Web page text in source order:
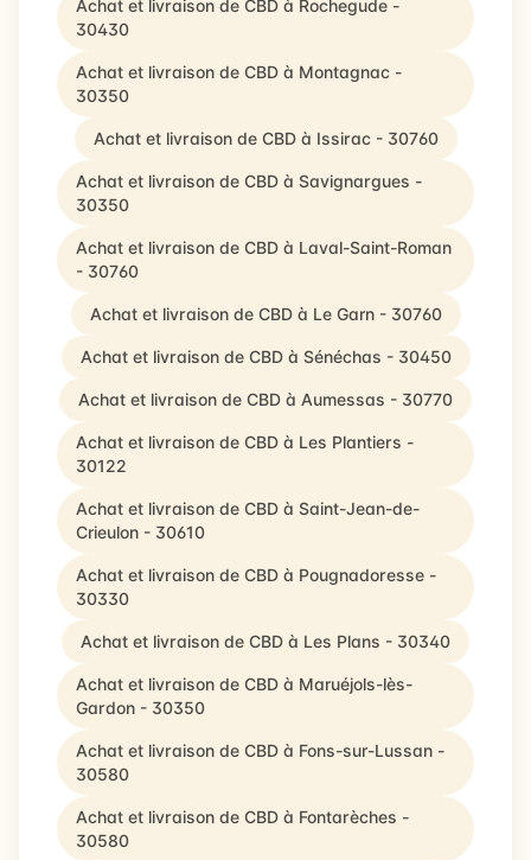
Achat et livraison de CBD à Rochegude -
30430
Achat et livraison de CBD à Montagnac -
30350
Achat et livraison de CBD à Issirac - 30760
Achat et livraison de CBD à Savignargues -
30350
Achat et livraison de CBD à Laval-Saint-Roman
- 30760
Achat et livraison de CBD à Le Garn - 30760
Achat et livraison de CBD à Sénéchas - 30450
Achat et livraison de CBD à Aumessas - 30770
Achat et livraison de CBD à Les Plantiers -
30122
Achat et livraison de CBD à Saint-Jean-de-
Crieulon - 30610
Achat et livraison de CBD à Pougnadoresse -
30330
Achat et livraison de CBD à Les Plans - 30340
Achat et livraison de CBD à Maruéjols-lès-
Gardon - 30350
Achat et livraison de CBD à Fons-sur-Lussan -
30580
Achat et livraison de CBD à Fontarèches -
30580